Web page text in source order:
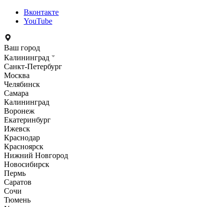
Вконтакте
YouTube
Ваш город
Калининград
Санкт-Петербург
Москва
Челябинск
Самара
Калининград
Воронеж
Екатеринбург
Ижевск
Краснодар
Красноярск
Нижний Новгород
Новосибирск
Пермь
Саратов
Сочи
Тюмень